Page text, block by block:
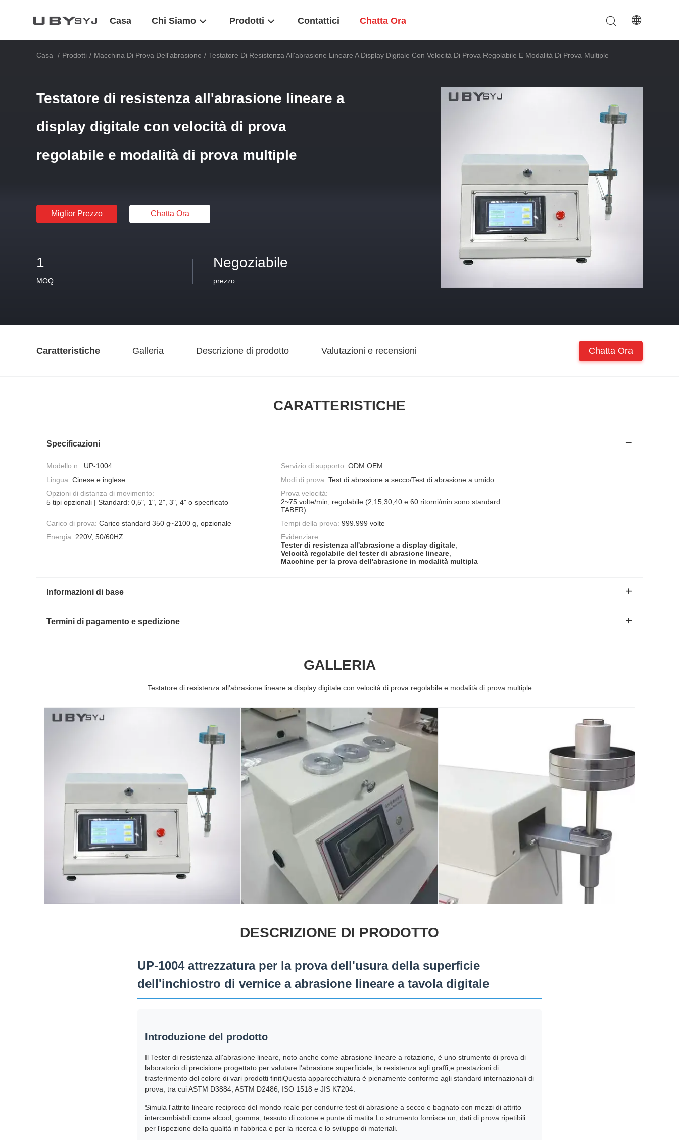
Casa Chi Siamo Prodotti Contattici Chatta Ora
Casa / Prodotti / Macchina Di Prova Dell'abrasione / Testatore Di Resistenza All'abrasione Lineare A Display Digitale Con Velocità Di Prova Regolabile E Modalità Di Prova Multiple
Testatore di resistenza all'abrasione lineare a
display digitale con velocità di prova
regolabile e modalità di prova multiple
Miglior Prezzo Chatta Ora
1
MOQ
Negoziabile
prezzo
Caratteristiche Galleria Descrizione di prodotto Valutazioni e recensioni Chatta Ora
CARATTERISTICHE
Specificazioni
Modello n.: UP-1004 Servizio di supporto: ODM OEM
Lingua: Cinese e inglese Modi di prova: Test di abrasione a secco/Test di abrasione a umido
Opzioni di distanza di movimento:
5 tipi opzionali | Standard: 0,5", 1", 2", 3", 4" o specificato
Prova velocità:
2~75 volte/min, regolabile (2,15,30,40 e 60 ritorni/min sono standard
TABER)
Carico di prova: Carico standard 350 g~2100 g, opzionale Tempi della prova: 999.999 volte
Energia: 220V, 50/60HZ
Evidenziare:
Tester di resistenza all'abrasione a display digitale,
Velocità regolabile del tester di abrasione lineare,
Macchine per la prova dell'abrasione in modalità multipla
Informazioni di base
Termini di pagamento e spedizione
GALLERIA
Testatore di resistenza all'abrasione lineare a display digitale con velocità di prova regolabile e modalità di prova multiple
DESCRIZIONE DI PRODOTTO
UP-1004 attrezzatura per la prova dell'usura della superficie
dell'inchiostro di vernice a abrasione lineare a tavola digitale
Introduzione del prodotto
Il Tester di resistenza all'abrasione lineare, noto anche come abrasione lineare a rotazione, è uno strumento di prova di
laboratorio di precisione progettato per valutare l'abrasione superficiale, la resistenza agli graffi,e prestazioni di
trasferimento del colore di vari prodotti finitiQuesta apparecchiatura è pienamente conforme agli standard internazionali di
prova, tra cui ASTM D3884, ASTM D2486, ISO 1518 e JIS K7204.
Simula l'attrito lineare reciproco del mondo reale per condurre test di abrasione a secco e bagnato con mezzi di attrito
intercambiabili come alcool, gomma, tessuto di cotone e punte di matita.Lo strumento fornisce un, dati di prova ripetibili
per l'ispezione della qualità in fabbrica e per la ricerca e lo sviluppo di materiali.